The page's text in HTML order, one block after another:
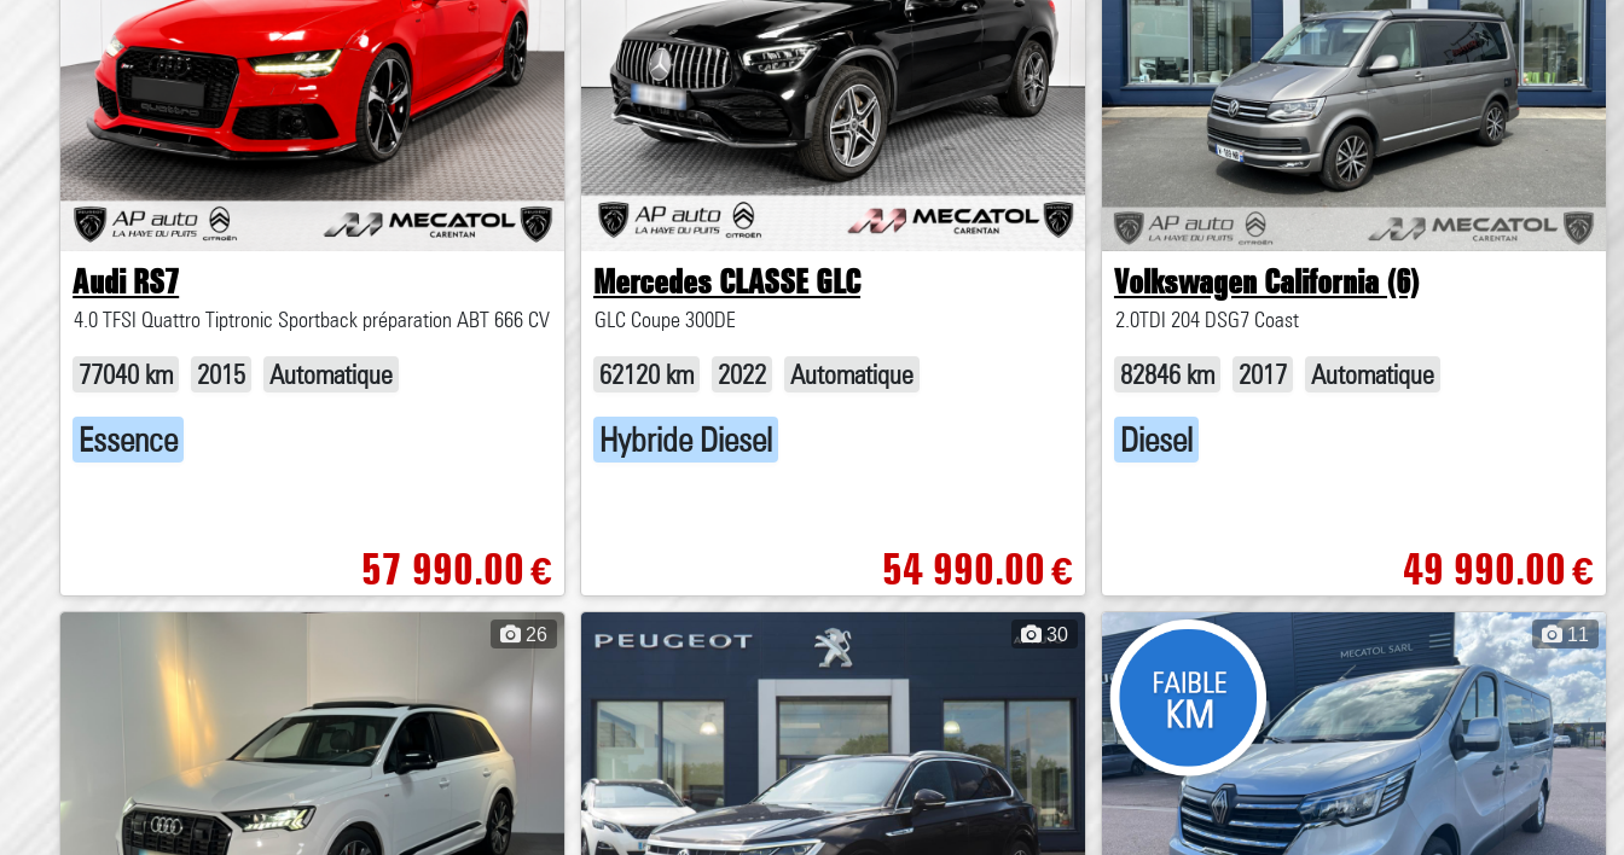
Audi RS7
4.0 TFSI Quattro Tiptronic Sportback préparation ABT 666 CV
77040 km 2015 Automatique
Essence
57 990.00€
Mercedes CLASSE GLC
GLC Coupe 300DE
62120 km 2022 Automatique
Hybride Diesel
54 990.00€
Volkswagen California (6)
2.0TDI 204 DSG7 Coast
82846 km 2017 Automatique
Diesel
49 990.00€
26 30 11